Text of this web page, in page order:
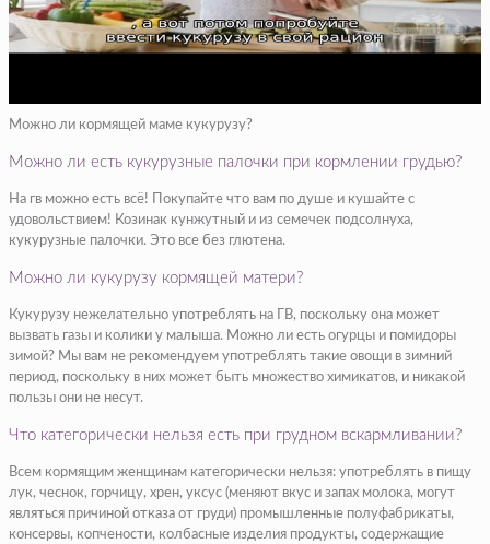
Можно ли кормящей маме кукурузу?
Можно ли есть кукурузные палочки при кормлении грудью?
На гв можно есть всё! Покупайте что вам по душе и кушайте с
удовольствием! Козинак кунжутный и из семечек подсолнуха,
кукурузные палочки. Это все без глютена.
Можно ли кукурузу кормящей матери?
Кукурузу нежелательно употреблять на ГВ, поскольку она может
вызвать газы и колики у малыша. Можно ли есть огурцы и помидоры
зимой? Мы вам не рекомендуем употреблять такие овощи в зимний
период, поскольку в них может быть множество химикатов, и никакой
пользы они не несут.
Что категорически нельзя есть при грудном вскармливании?
Всем кормящим женщинам категорически нельзя: употреблять в пищу
лук, чеснок, горчицу, хрен, уксус (меняют вкус и запах молока, могут
являться причиной отказа от груди) промышленные полуфабрикаты,
консервы, копчености, колбасные изделия продукты, содержащие